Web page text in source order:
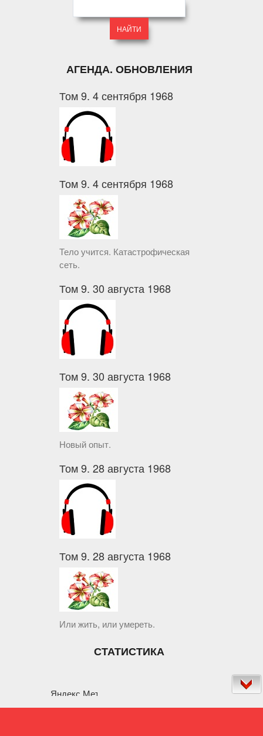
АГЕНДА. ОБНОВЛЕНИЯ
Том 9. 4 сентября 1968
Том 9. 4 сентября 1968
Тело учится. Катастрофическая
сеть.
Том 9. 30 августа 1968
Том 9. 30 августа 1968
Новый опыт.
Том 9. 28 августа 1968
Том 9. 28 августа 1968
Или жить, или умереть.
СТАТИСТИКА